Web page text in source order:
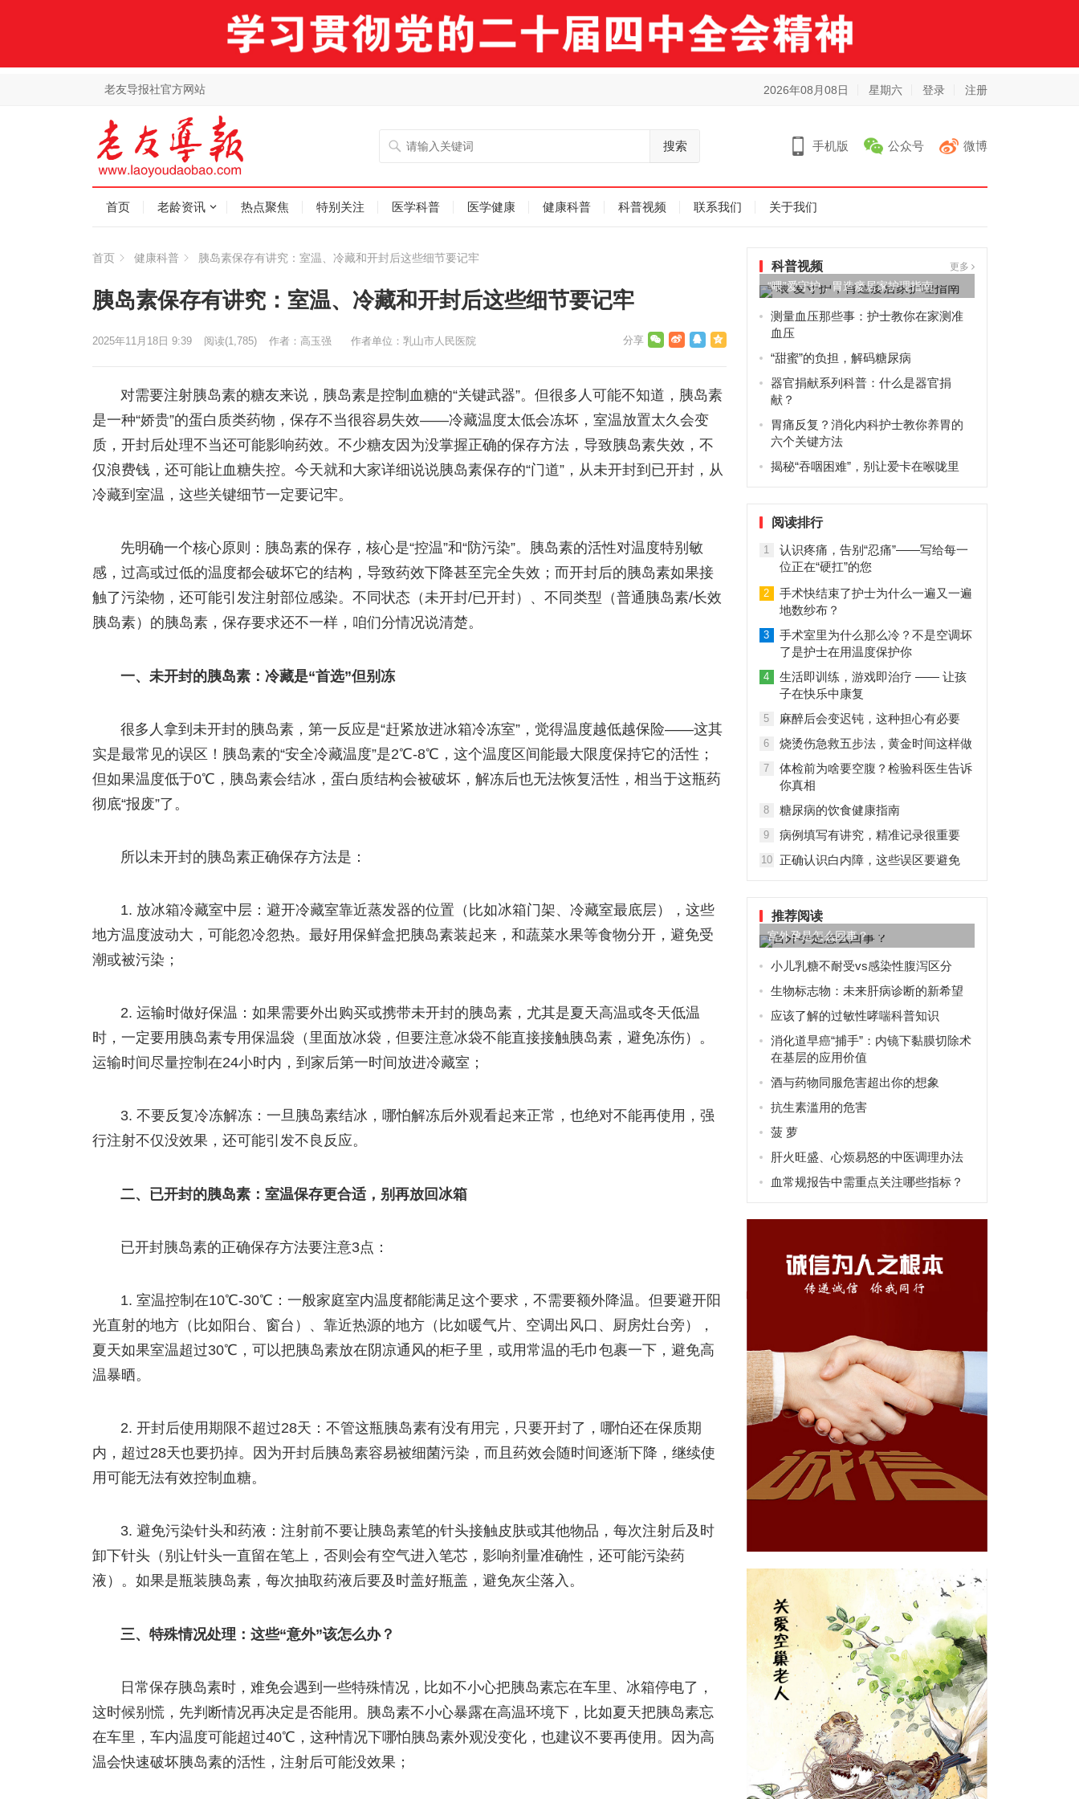
老友导报社官方网站 2026年08月08日 星期六 登录 注册
搜索 手机版 公众号 微博
首页 老龄资讯 热点聚焦 特别关注 医学科普 医学健康 健康科普 科普视频 联系我们 关于我们
首页 健康科普 胰岛素保存有讲究：室温、冷藏和开封后这些细节要记牢
胰岛素保存有讲究：室温、冷藏和开封后这些细节要记牢
作者：高玉强 作者单位：乳山市人民医院
2025年11月18日 9:39 阅读(1,785)
对需要注射胰岛素的糖友来说，胰岛素是控制血糖的“关键武器”。但很多人可能不知道，胰岛素
是一种“娇贵”的蛋白质类药物，保存不当很容易失效——冷藏温度太低会冻坏，室温放置太久会变
质，开封后处理不当还可能影响药效。不少糖友因为没掌握正确的保存方法，导致胰岛素失效，不
仅浪费钱，还可能让血糖失控。今天就和大家详细说说胰岛素保存的“门道”，从未开封到已开封，从
冷藏到室温，这些关键细节一定要记牢。
先明确一个核心原则：胰岛素的保存，核心是“控温”和“防污染”。胰岛素的活性对温度特别敏
感，过高或过低的温度都会破坏它的结构，导致药效下降甚至完全失效；而开封后的胰岛素如果接
触了污染物，还可能引发注射部位感染。不同状态（未开封/已开封）、不同类型（普通胰岛素/长效
胰岛素）的胰岛素，保存要求还不一样，咱们分情况说清楚。
一、未开封的胰岛素：冷藏是“首选”但别冻
很多人拿到未开封的胰岛素，第一反应是“赶紧放进冰箱冷冻室”，觉得温度越低越保险——这其
实是最常见的误区！胰岛素的“安全冷藏温度”是2℃-8℃，这个温度区间能最大限度保持它的活性；
但如果温度低于0℃，胰岛素会结冰，蛋白质结构会被破坏，解冻后也无法恢复活性，相当于这瓶药
彻底“报废”了。
所以未开封的胰岛素正确保存方法是：
1. 放冰箱冷藏室中层：避开冷藏室靠近蒸发器的位置（比如冰箱门架、冷藏室最底层），这些
地方温度波动大，可能忽冷忽热。最好用保鲜盒把胰岛素装起来，和蔬菜水果等食物分开，避免受
潮或被污染；
2. 运输时做好保温：如果需要外出购买或携带未开封的胰岛素，尤其是夏天高温或冬天低温
时，一定要用胰岛素专用保温袋（里面放冰袋，但要注意冰袋不能直接接触胰岛素，避免冻伤）。
运输时间尽量控制在24小时内，到家后第一时间放进冷藏室；
3. 不要反复冷冻解冻：一旦胰岛素结冰，哪怕解冻后外观看起来正常，也绝对不能再使用，强
行注射不仅没效果，还可能引发不良反应。
二、已开封的胰岛素：室温保存更合适，别再放回冰箱
已开封胰岛素的正确保存方法要注意3点：
1. 室温控制在10℃-30℃：一般家庭室内温度都能满足这个要求，不需要额外降温。但要避开阳
光直射的地方（比如阳台、窗台）、靠近热源的地方（比如暖气片、空调出风口、厨房灶台旁），
夏天如果室温超过30℃，可以把胰岛素放在阴凉通风的柜子里，或用常温的毛巾包裹一下，避免高
温暴晒。
2. 开封后使用期限不超过28天：不管这瓶胰岛素有没有用完，只要开封了，哪怕还在保质期
内，超过28天也要扔掉。因为开封后胰岛素容易被细菌污染，而且药效会随时间逐渐下降，继续使
用可能无法有效控制血糖。
3. 避免污染针头和药液：注射前不要让胰岛素笔的针头接触皮肤或其他物品，每次注射后及时
卸下针头（别让针头一直留在笔上，否则会有空气进入笔芯，影响剂量准确性，还可能污染药
液）。如果是瓶装胰岛素，每次抽取药液后要及时盖好瓶盖，避免灰尘落入。
三、特殊情况处理：这些“意外”该怎么办？
日常保存胰岛素时，难免会遇到一些特殊情况，比如不小心把胰岛素忘在车里、冰箱停电了，
这时候别慌，先判断情况再决定是否能用。胰岛素不小心暴露在高温环境下，比如夏天把胰岛素忘
在车里，车内温度可能超过40℃，这种情况下哪怕胰岛素外观没变化，也建议不要再使用。因为高
温会快速破坏胰岛素的活性，注射后可能没效果；
科普视频 更多
“喂”爱守护，胃造瘘居家护理指南
测量血压那些事：护士教你在家测准
血压
“甜蜜”的负担，解码糖尿病
器官捐献系列科普：什么是器官捐
献？
胃痛反复？消化内科护士教你养胃的
六个关键方法
揭秘“吞咽困难”，别让爱卡在喉咙里
阅读排行
1
认识疼痛，告别“忍痛”——写给每一
位正在“硬扛”的您
2
手术快结束了护士为什么一遍又一遍
地数纱布？
3
手术室里为什么那么冷？不是空调坏
了是护士在用温度保护你
4
生活即训练，游戏即治疗 —— 让孩
子在快乐中康复
5 麻醉后会变迟钝，这种担心有必要
6 烧烫伤急救五步法，黄金时间这样做
7
体检前为啥要空腹？检验科医生告诉
你真相
8 糖尿病的饮食健康指南
9 病例填写有讲究，精准记录很重要
10 正确认识白内障，这些误区要避免
推荐阅读
宫外孕是怎么回事？
小儿乳糖不耐受vs感染性腹泻区分
生物标志物：未来肝病诊断的新希望
应该了解的过敏性哮喘科普知识
消化道早癌“捕手”：内镜下黏膜切除术
在基层的应用价值
酒与药物同服危害超出你的想象
抗生素滥用的危害
菠 萝
肝火旺盛、心烦易怒的中医调理办法
血常规报告中需重点关注哪些指标？